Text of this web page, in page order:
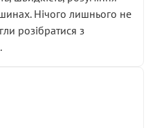
Нічого лишнього не
розібратися з